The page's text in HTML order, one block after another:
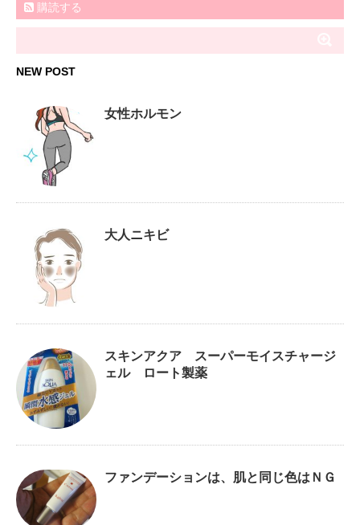
購読する
NEW POST
女性ホルモン
大人ニキビ
スキンアクア スーパーモイスチャージ
ェル ロート製薬
ファンデーションは、肌と同じ色はＮＧ